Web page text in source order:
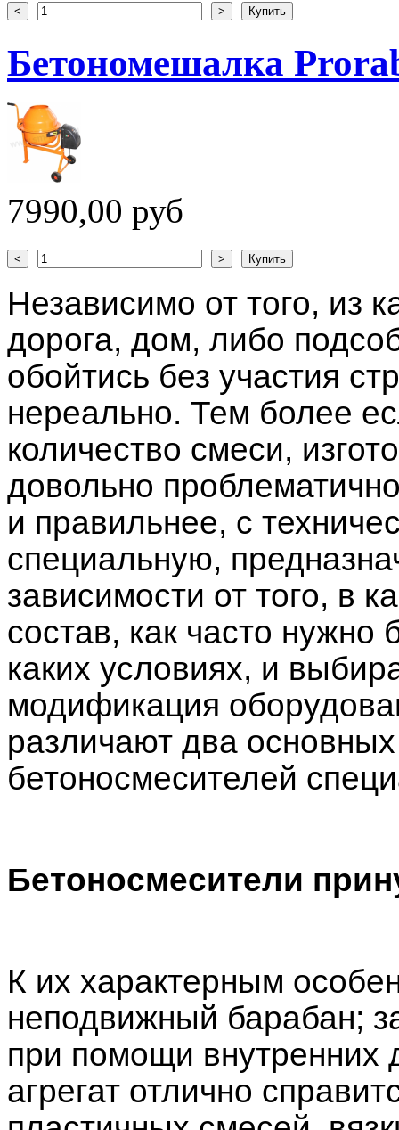
Бетономешалка
7990,00 руб
Независимо от того, из
дорога, дом, либо
обойтись без участия
нереально. Тем более
количество смеси,
довольно
и правильнее, с
специальную,
зависимости от того, в
состав, как часто нужно
каких условиях, и
модификация
различают два
бетоносмесителей
Бетоносмесители
К их характерным
неподвижный барабан;
при помощи внутренних
агрегат отлично